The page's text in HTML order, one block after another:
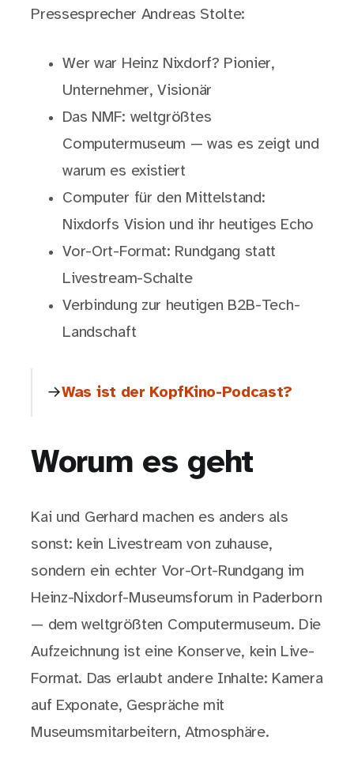
Pressesprecher Andreas Stolte:
Wer war Heinz Nixdorf? Pionier,
Unternehmer, Visionär
Das NMF: weltgrößtes
Computermuseum — was es zeigt und
warum es existiert
Computer für den Mittelstand:
Nixdorfs Vision und ihr heutiges Echo
Vor-Ort-Format: Rundgang statt
Livestream-Schalte
Verbindung zur heutigen B2B-Tech-
Landschaft
Was ist der KopfKino-Podcast?
Worum es geht
Kai und Gerhard machen es anders als
sonst: kein Livestream von zuhause,
sondern ein echter Vor-Ort-Rundgang im
Heinz-Nixdorf-Museumsforum in Paderborn
— dem weltgrößten Computermuseum. Die
Aufzeichnung ist eine Konserve, kein Live-
Format. Das erlaubt andere Inhalte: Kamera
auf Exponate, Gespräche mit
Museumsmitarbeitern, Atmosphäre.